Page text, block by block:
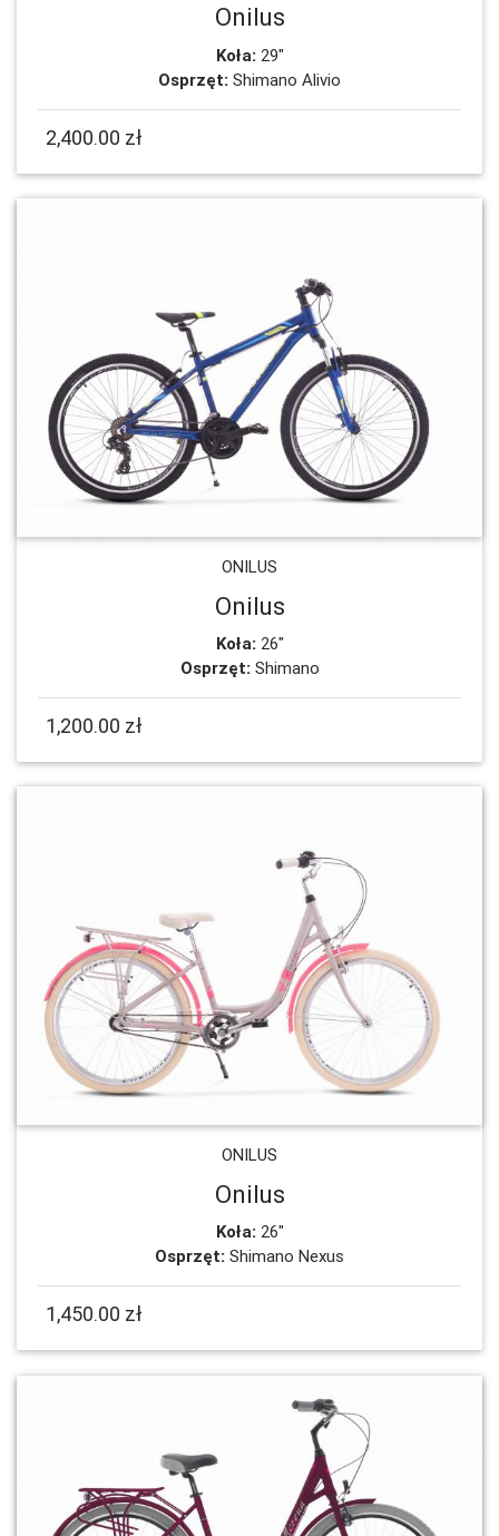
Onilus
Koła: 29"
Osprzęt: Shimano Alivio
2,400.00 zł
ONILUS
Onilus
Koła: 26"
Osprzęt: Shimano
1,200.00 zł
ONILUS
Onilus
Koła: 26"
Osprzęt: Shimano Nexus
1,450.00 zł